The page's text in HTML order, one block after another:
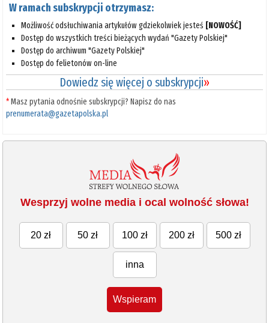
W ramach subskrypcji otrzymasz:
Możliwość odsłuchiwania artykułów gdziekolwiek jesteś [NOWOŚĆ]
Dostęp do wszystkich treści bieżących wydań "Gazety Polskiej"
Dostęp do archiwum "Gazety Polskiej"
Dostęp do felietonów on-line
Dowiedz się więcej o subskrypcji»
*Masz pytania odnośnie subskrypcji? Napisz do nas
prenumerata@gazetapolska.pl
Wesprzyj wolne media i ocal wolność słowa!
20 zł 50 zł 100 zł 200 zł 500 zł
inna
Wspieram